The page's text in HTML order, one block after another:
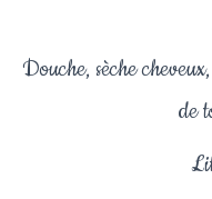
Douche, sèche
de